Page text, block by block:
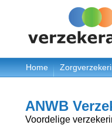
Home
ANWB
Voordelige